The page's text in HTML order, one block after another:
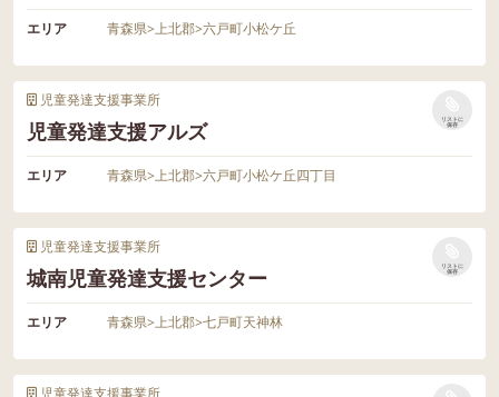
エリア 青森県>上北郡>六戸町小松ケ丘
児童発達支援事業所
児童発達支援アルズ
リストに
保存
エリア 青森県>上北郡>六戸町小松ケ丘四丁目
児童発達支援事業所
城南児童発達支援センター
リストに
保存
エリア 青森県>上北郡>七戸町天神林